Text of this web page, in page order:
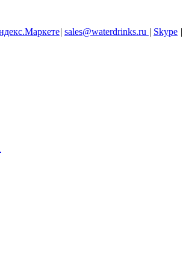
| sales@waterdrinks.ru | Skype |